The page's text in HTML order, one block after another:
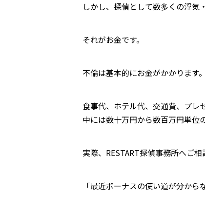
しかし、探偵として数多くの浮気
それがお金です。
不倫は基本的にお金がかかります。
食事代、ホテル代、交通費、プレ
中には数十万円から数百万円単位
実際、RESTART探偵事務所へご
「最近ボーナスの使い道が分から